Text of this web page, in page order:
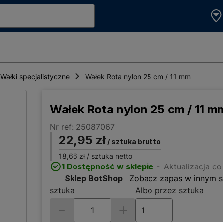
Wałki specjalistyczne Wałek Rota nylon 25 cm / 11 mm
Wałek Rota nylon 25 cm / 11
Nr ref: 25087067
22,95 zł / sztuka brutto
18,66 zł / sztuka netto
1 Dostępność w sklepie
Aktualizacja co
Sklep BotShop
Zobacz zapas w innym
sztuka
Albo przez sztuka